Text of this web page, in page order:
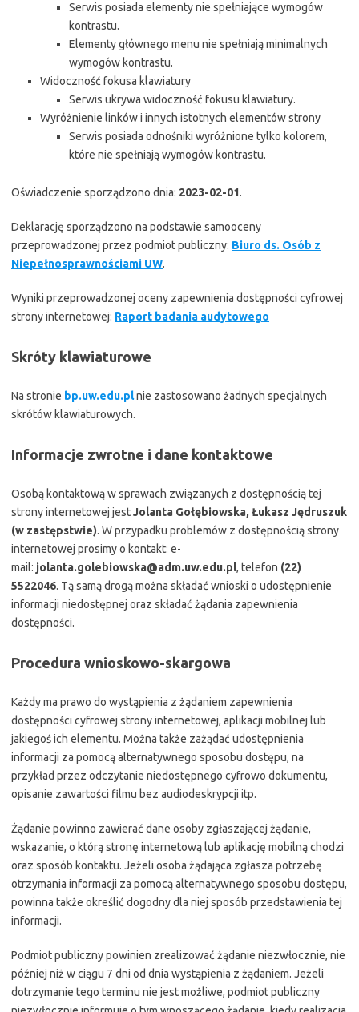
Serwis posiada elementy nie spełniające wymogów
kontrastu.
Elementy głównego menu nie spełniają minimalnych
wymogów kontrastu.
Widoczność fokusa klawiatury
Serwis ukrywa widoczność fokusu klawiatury.
Wyróżnienie linków i innych istotnych elementów strony
Serwis posiada odnośniki wyróżnione tylko kolorem,
które nie spełniają wymogów kontrastu.
Oświadczenie sporządzono dnia: 2023-02-01.
Deklarację sporządzono na podstawie samooceny
przeprowadzonej przez podmiot publiczny: Biuro ds. Osób z
Niepełnosprawnościami UW.
Wyniki przeprowadzonej oceny zapewnienia dostępności cyfrowej
strony internetowej: Raport badania audytowego
Skróty klawiaturowe
Na stronie bp.uw.edu.plnie zastosowano żadnych specjalnych
skrótów klawiaturowych.
Informacje zwrotne i dane kontaktowe
Osobą kontaktową w sprawach związanych z dostępnością tej
strony internetowej jestJolanta Gołębiowska, Łukasz Jędruszuk
(w zastępstwie). W przypadku problemów z dostępnością strony
internetowej prosimy o kontakt: e-
mail: jolanta.golebiowska@adm.uw.edu.pl, telefon (22)
5522046. Tą samą drogą można składać wnioski o udostępnienie
informacji niedostępnej oraz składać żądania zapewnienia
dostępności.
Procedura wnioskowo-skargowa
Każdy ma prawo do wystąpienia z żądaniem zapewnienia
dostępności cyfrowej strony internetowej, aplikacji mobilnej lub
jakiegoś ich elementu. Można także zażądać udostępnienia
informacji za pomocą alternatywnego sposobu dostępu, na
przykład przez odczytanie niedostępnego cyfrowo dokumentu,
opisanie zawartości filmu bez audiodeskrypcji itp.
Żądanie powinno zawierać dane osoby zgłaszającej żądanie,
wskazanie, o którą stronę internetową lub aplikację mobilną chodzi
oraz sposób kontaktu. Jeżeli osoba żądająca zgłasza potrzebę
otrzymania informacji za pomocą alternatywnego sposobu dostępu,
powinna także określić dogodny dla niej sposób przedstawienia tej
informacji.
Podmiot publiczny powinien zrealizować żądanie niezwłocznie, nie
później niż w ciągu 7 dni od dnia wystąpienia z żądaniem. Jeżeli
dotrzymanie tego terminu nie jest możliwe, podmiot publiczny